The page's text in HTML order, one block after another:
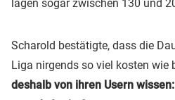
lagen sogar zwischen 130 und
Scharold bestätigte, dass die
Liga nirgends so viel kosten wie
deshalb von ihren Usern